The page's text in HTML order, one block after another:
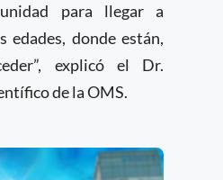
para llegar a
edades, donde están,
explicó el Dr.
de la OMS.